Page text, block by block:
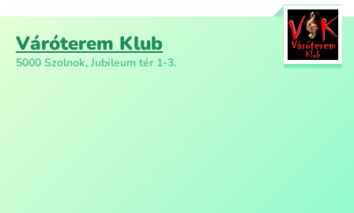
Váróterem Klub
5000 Szolnok, Jubileum tér 1-3.